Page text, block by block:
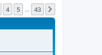
из 43
4 5 43